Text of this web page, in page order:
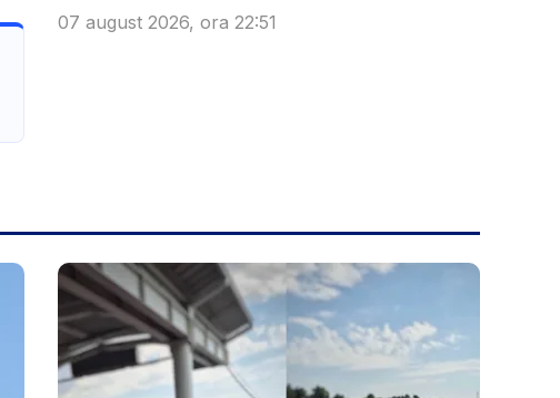
acolo...
07 august 2026, ora 22:51